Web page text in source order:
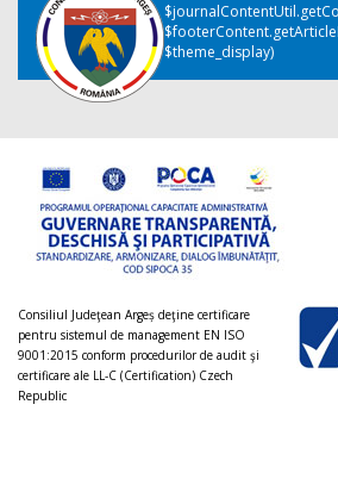
$theme_display)
Consiliul Judeţean Argeș deţine certificare
pentru sistemul de management EN ISO
9001:2015 conform procedurilor de audit şi
certificare ale LL-C (Certification) Czech
Republic